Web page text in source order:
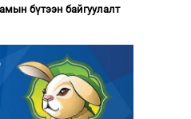
бүтээн байгуулалт